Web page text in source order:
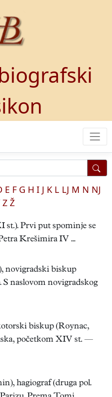
E F G H I J K L LJ M N NJ
Z Ž
st.). Prvi put spominje se
Krešimira IV ...
novigradski biskup
naslovom novigradskog
biskup (Roynac,
početkom XIV st. —
hagiograf (druga pol.